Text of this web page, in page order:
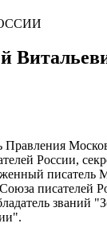
Правления
России,
писатель
писателей
званий